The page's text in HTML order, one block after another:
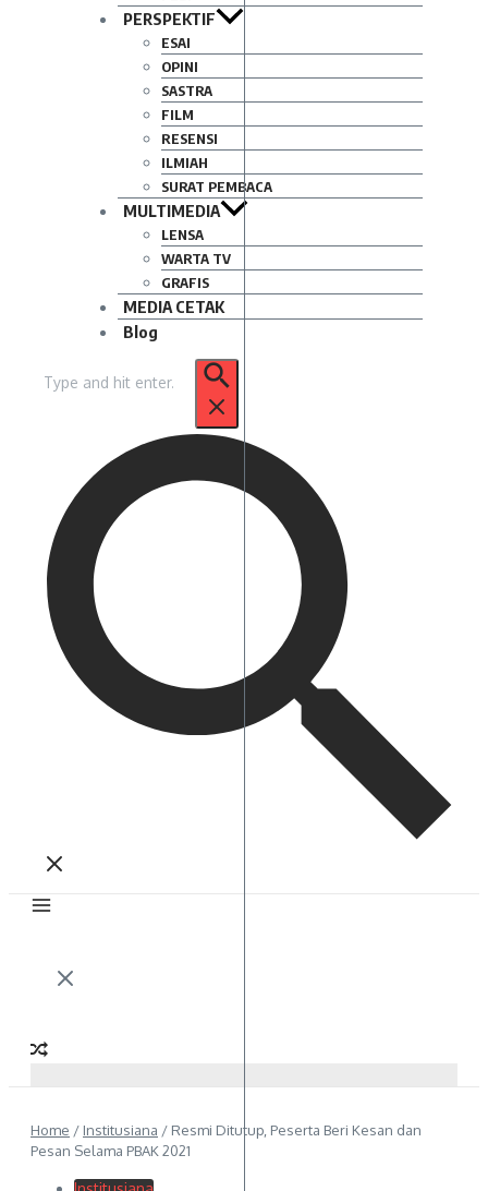
PERSPEKTIF
ESAI
OPINI
SASTRA
FILM
RESENSI
ILMIAH
SURAT PEMBACA
MULTIMEDIA
LENSA
WARTA TV
GRAFIS
MEDIA CETAK
Blog
untuk:
Home / Institusiana / Resmi Ditutup, Peserta Beri Kesan dan
Pesan Selama PBAK 2021